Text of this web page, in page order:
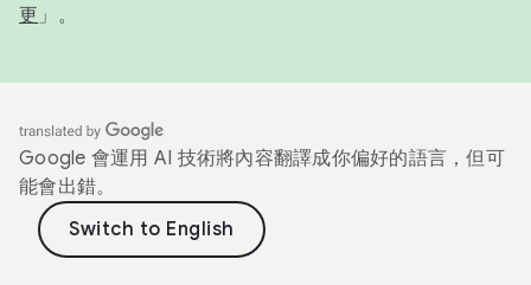
更 」。
Google 會運用 AI 技術將內容翻譯成你偏好的語言，但可
能會出錯。